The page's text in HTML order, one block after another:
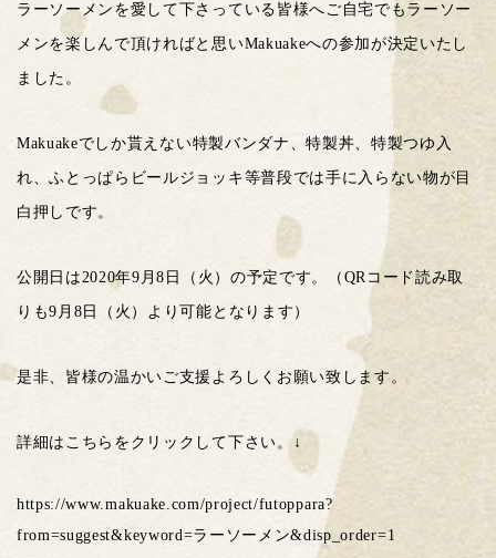
ラーソーメンを愛して下さっている皆様へご自宅でもラーソー
メンを楽しんで頂ければと思いMakuakeへの参加が決定いたし
ました。
Makuakeでしか貰えない特製バンダナ、特製丼、特製つゆ入
れ、ふとっぱらビールジョッキ等普段では手に入らない物が目
白押しです。
公開日は2020年9月8日（火）の予定です。（QRコード読み取
りも9月8日（火）より可能となります）
是非、皆様の温かいご支援よろしくお願い致します。
詳細はこちらをクリックして下さい。↓
https://www.makuake.com/project/futoppara?
from=suggest&keyword=ラーソーメン&disp_order=1